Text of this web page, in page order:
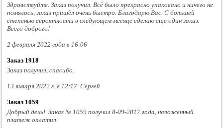
Здравствуйте. Заказ получил. Всё было прекрасно упаковано и ничего не
помялось, заказ пришёл очень быстро. Благодарю Вас. С большей
степенью вероятности в следующем месяце сделаю еще один заказ.
Всего доброго!
2 февраля 2022 года в 16:06
Заказ 1918
Заказ получил, спасибо.
13 января 2022 г. в 12:17 Сергей
Заказ 1059
Добрый день! Заказ № 1059 получил 8-09-2017 года, наложенный
платеж оплатил.